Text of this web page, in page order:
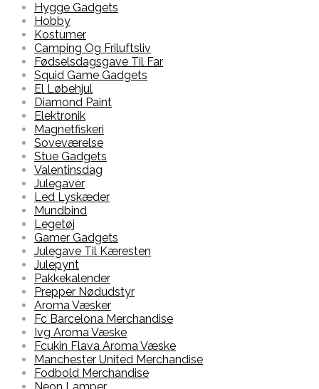
Hygge Gadgets
Hobby
Kostumer
Camping Og Friluftsliv
Fødselsdagsgave Til Far
Squid Game Gadgets
El Løbehjul
Diamond Paint
Elektronik
Magnetfiskeri
Soveværelse
Stue Gadgets
Valentinsdag
Julegaver
Led Lyskæder
Mundbind
Legetøj
Gamer Gadgets
Julegave Til Kæresten
Julepynt
Pakkekalender
Prepper Nødudstyr
Aroma Væsker
Fc Barcelona Merchandise
Ivg Aroma Væske
Fcukin Flava Aroma Væske
Manchester United Merchandise
Fodbold Merchandise